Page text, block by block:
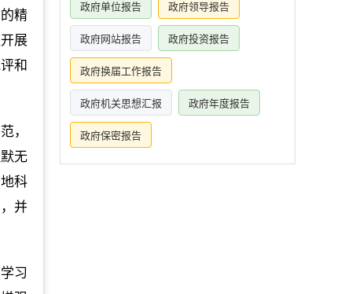
精
展
和
，
无
科
并
习
政府单位报告 政府领导报告
政府网站报告 政府投资报告
政府换届工作报告
政府机关思想汇报 政府年度报告
政府保密报告